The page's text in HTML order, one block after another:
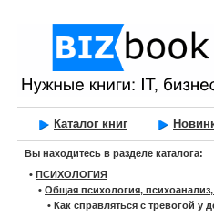
Каталог книг
Вы находитесь в разделе каталога:
• ПСИХОЛОГИЯ
• Общая психология,
• Как справляться с тревогой